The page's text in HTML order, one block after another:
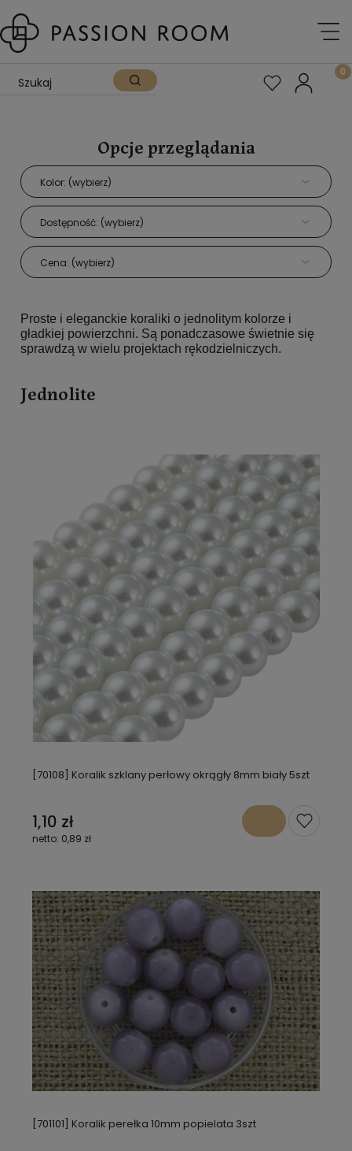
Opcje przeglądania
Kolor: (wybierz)
Dostępność: (wybierz)
Cena: (wybierz)
Proste i eleganckie koraliki o jednolitym kolorze i
gładkiej powierzchni. Są ponadczasowe świetnie się
sprawdzą w wielu projektach rękodzielniczych.
Jednolite
[70108] Koralik szklany perłowy okrągły 8mm biały 5szt
1,10 zł
0,89 zł
[701101] Koralik perełka 10mm popielata 3szt